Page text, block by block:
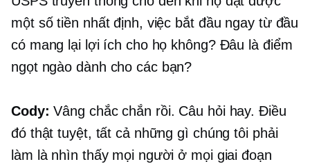
một số tiền nhất định, việc bắt đầu ngay từ đầu
có mang lại lợi ích cho họ không? Đâu là điểm
ngọt ngào dành cho các bạn?
Cody: Vâng chắc chắn rồi. Câu hỏi hay. Điều
đó thật tuyệt, tất cả những gì chúng tôi phải
làm là nhìn thấy mọi người ở mọi giai đoạn